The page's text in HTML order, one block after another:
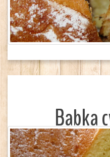
Babka